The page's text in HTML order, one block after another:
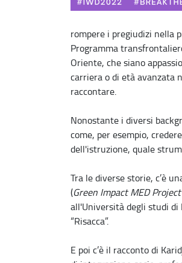
rompere i pregiudizi nella
Programma
Oriente, che siano
carriera o di età avanzata
raccontare.
Nonostante i diversi
come, per esempio,
dell'istruzione, quale
Tra le diverse storie, c’è
(Green Impact MED
all'Università degli studi
“Risacca”.
E poi c’è il racconto di